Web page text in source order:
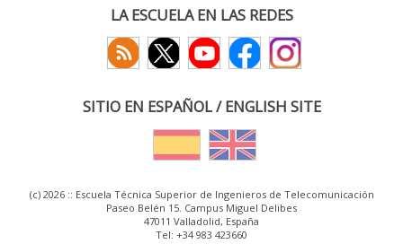
LA ESCUELA EN LAS REDES
SITIO EN ESPAÑOL / ENGLISH SITE
(c) 2026 :: Escuela Técnica Superior de Ingenieros de Telecomunicación
Paseo Belén 15. Campus Miguel Delibes
47011 Valladolid, España
Tel: +34 983 423660